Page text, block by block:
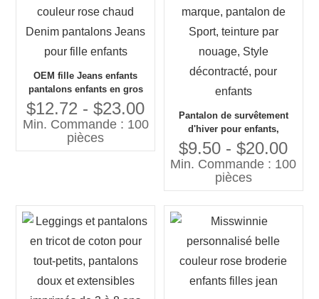
OEM fille Jeans enfants
pantalons enfants en gros
Jeans lavage en détresse
couleur rose chaud Denim
pantalons Jeans pour fille
enfants
$12.72 - $23.00
Min. Commande : 100
pièces
Pantalon de survêtement
d'hiver pour enfants,
personnalisé avec votre
propre marque, pantalon de
Sport, teinture par nouage,
Style décontracté, pour
$9.50 - $20.00
Min. Commande : 100
pièces